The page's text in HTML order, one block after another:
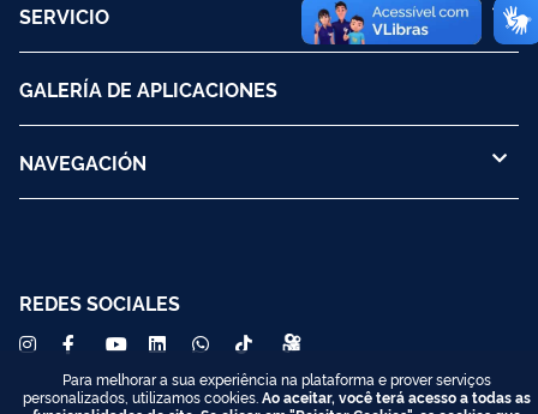
SERVICIO
GALERÍA DE APLICACIONES
NAVEGACIÓN
REDES SOCIALES
Para melhorar a sua experiência na plataforma e prover serviços
personalizados, utilizamos cookies. Ao aceitar, você terá acesso a todas as